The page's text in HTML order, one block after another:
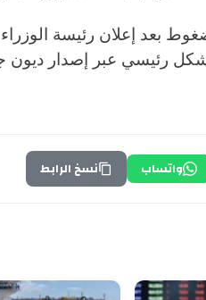
بعد إعلان رئيسة الوزراء
رئيسي عبر إصدار ديون
واتساب نسخ الرابط